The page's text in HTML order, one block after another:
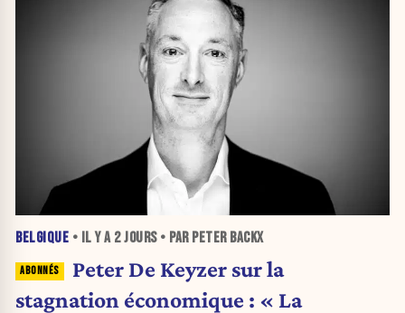
BELGIQUE • IL Y A 2 JOURS• PAR PETER BACKX
Peter De Keyzer sur la
stagnation économique : « La